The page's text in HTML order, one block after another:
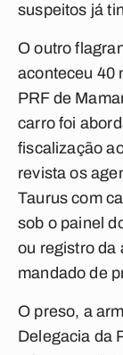
suspeitos já
O outro
aconteceu 40
PRF de
carro foi
fiscalização
revista os
Taurus com
sob o painel
ou registro da
mandado de
O preso, a
Delegacia da